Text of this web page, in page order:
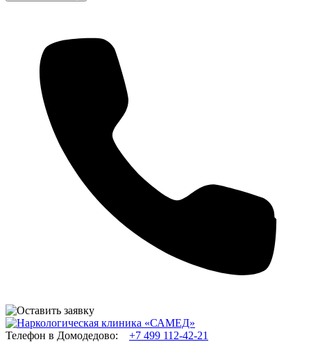
Телефон в Домодедово: +7 499 112-42-21